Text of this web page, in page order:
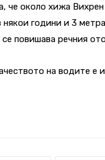
че около хижа
някои години и 3
повишава речния
на водите